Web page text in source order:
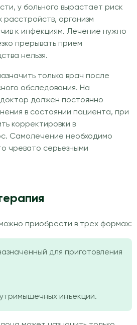
у больного вырастает риск
расстройств, организм
к инфекциям. Лечение нужно
прерывать прием
нельзя.
только врач после
обследования. На
должен постоянно
в состоянии пациента, при
корректировки в
Самолечение необходимо
чревато серьезными
приобрести в трех формах:
для приготовления
инъекций.